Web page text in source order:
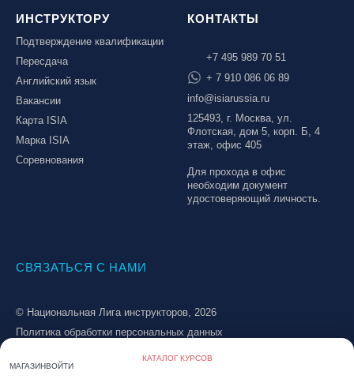
МАГАЗИНВОЙТИ
КАТАЛОГ КУРСОВ
ИНСТРУКТОРУ
Подтверждение квалификации
Пересдача
Английский язык
Вакансии
Карта ISIA
Марка ISIA
Соревнования
КОНТАКТЫ
+7 495 989 70 51
+ 7 910 086 06 89
info@isiarussia.ru
125493, г. Москва, ул.
Флотская, дом 5, корп. Б, 4
этаж, офис 405
Для прохода в офис
необходим документ
удостоверяющий личность.
СВЯЗАТЬСЯ С НАМИ
© Национальная Лига инструкторов, 2026
Политика обработки персональных данных